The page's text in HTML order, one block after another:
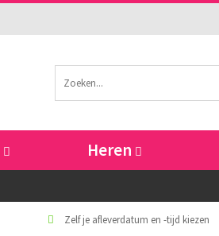
Heren
Zelf je afleverdatum en -tijd kiezen